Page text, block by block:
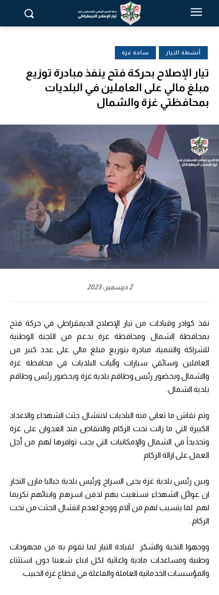
أنشطة التيار ساحة غزة
تيار الإصلاح بحركة فتح ينفذ مبادرة توزيع
مبلغ مالي على العاملين في البلديات
بمحافظتي غزة والشمال
2 ديسمبر، 2023
نفذ كوادر وقيادات من تيار الإصلاح الديمقراطي في حركة فتح
بمحافظة الشمال ومحافظة غزة بدعم من اللجنة الوطنية
للشراكة والتنمية، مبادرة بتوزيع مبلغ مالي على عدد كبير من
العاملين وسائقي سيارات وآليات البلديات في محافظة غزة
والشمال وبحضور رئيس وطاقم بلدية غزة وبحضور رئيس وطاقم
بلدية الشمال.
وتم نقاش ما تعاني منه البلديات لانتشال جثث الشهداء والاعداد
الكبيرة التي ما زالت تحت الركام والانقاض منذ العدوان على غزة
وتحديداً في الشمال والإمكانيات التي يجب توافرها لهم من أجل
العمل على ازالة الركام
وبين رئيس بلدية غزة يحيى السراج ورئيس بلدية جباليا مازن النجار
ان عوائل الشهداء تستغيث بهم لدفن اسرهم وابنائهم تكريما
لهم لما يتسبب لهم من آلام ووجع لعدم انتشال الجثث من تحت
الركام .
ووجهوا التحية والشكر لقيادة التيار لما تقوم به من مجهودات
وطنية ومساعدات مادية واغاثية لكل ابناء شعبنا دون استثناء
والمؤسسات الخدماتية العاملة والفاعلة في قطاع غزة الحبيب.